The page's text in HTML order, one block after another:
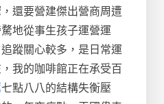
還要營建傑出營商周遭
地從事生孩子運營運
蹤關心較多，是日常運
，我的咖啡館正在承受百
七點八八的結構失衡壓